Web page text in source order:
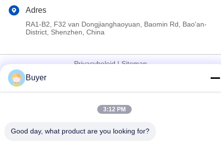
Adres
RA1-B2, F32 van Dongjianghaoyuan, Baomin Rd, Bao'an-
District, Shenzhen, China
Privacybeleid|Sitemap
China Goede kwaliteit Rf-Spectrumanalysator Auteursrecht ©
2023-2026 Shenzhen Meigaolan Electronic Instrument Co. Ltd
Alle rechten voorbehouden.
Buyer
3:12 PM
Good day, what product are you looking for?